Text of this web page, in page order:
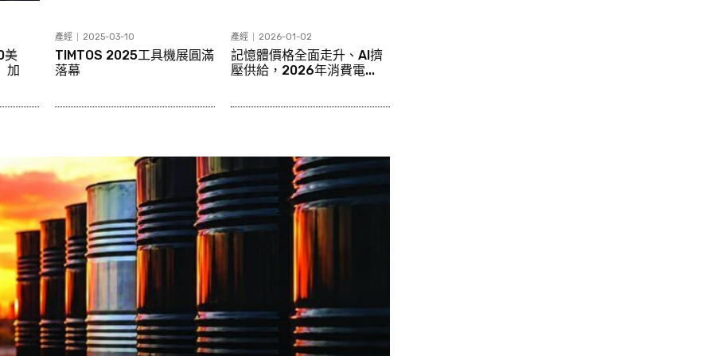
美
加
產經 2025-03-10
TIMTOS 2025工具機展圓滿
落幕
產經 2026-01-02
記憶體價格全面走升、AI擠
壓供給，2026年消費電...